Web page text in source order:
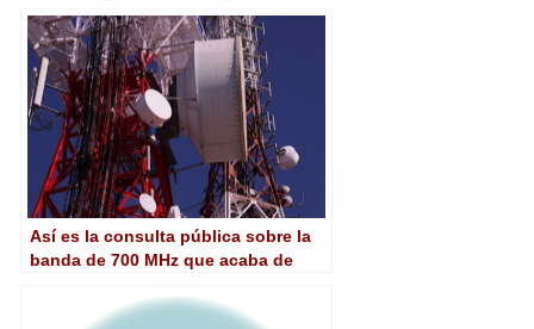
Así es la consulta pública sobre la
banda de 700 MHz que acaba de